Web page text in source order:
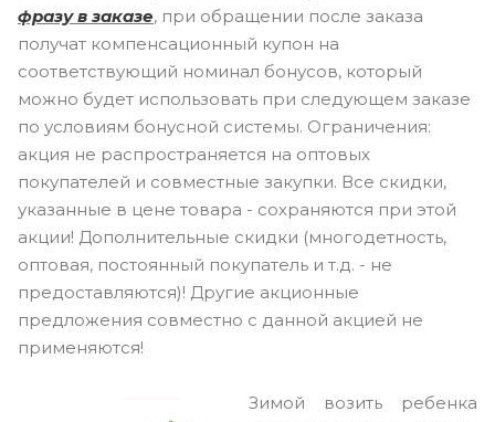
фразу в заказе, при обращении после заказа
получат компенсационный купон на
соответствующий номинал бонусов, который
можно будет использовать при следующем заказе
по условиям бонусной системы. Ограничения:
акция не распространяется на оптовых
покупателей и совместные закупки. Все скидки,
указанные в цене товара - сохраняются при этой
акции! Дополнительные скидки (многодетность,
оптовая, постоянный покупатель и т.д. - не
предоставляются)! Другие акционные
предложения совместно с данной акцией не
применяются!
Зимой возить ребенка